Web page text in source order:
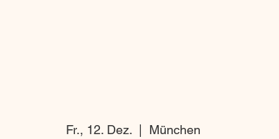
Fr., 12. Dez.
  |
München